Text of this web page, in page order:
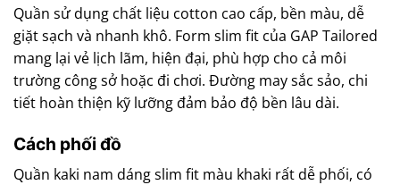
Quần sử dụng chất liệu cotton cao cấp, bền màu, dễ
giặt sạch và nhanh khô. Form slim fit của GAP Tailored
mang lại vẻ lịch lãm, hiện đại, phù hợp cho cả môi
trường công sở hoặc đi chơi. Đường may sắc sảo, chi
tiết hoàn thiện kỹ lưỡng đảm bảo độ bền lâu dài.
Cách phối đồ
Quần kaki nam dáng slim fit màu khaki rất dễ phối, có